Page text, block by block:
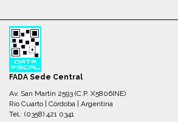
FADA Sede Central
Av. San Martín 2593 (C.P. X5806INE)
Río Cuarto | Córdoba | Argentina
Tel.: (0358) 421 0341